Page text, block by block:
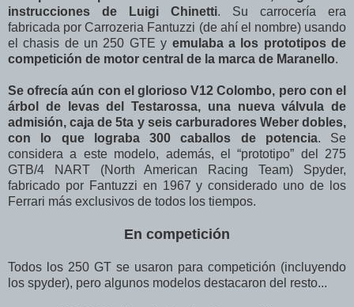
instrucciones de Luigi Chinetti. Su carrocería era
fabricada por Carrozeria Fantuzzi (de ahí el nombre) usando
el chasis de un 250 GTE y emulaba a los prototipos de
competición de motor central de la marca de Maranello.
Se ofrecía aún con el glorioso V12 Colombo, pero con el
árbol de levas del Testarossa, una nueva válvula de
admisión, caja de 5ta y seis carburadores Weber dobles,
con lo que lograba 300 caballos de potencia. Se
considera a este modelo, además, el “prototipo” del 275
GTB/4 NART (North American Racing Team) Spyder,
fabricado por Fantuzzi en 1967 y considerado uno de los
Ferrari más exclusivos de todos los tiempos.
En competición
Todos los 250 GT se usaron para competición (incluyendo
los spyder), pero algunos modelos destacaron del resto...